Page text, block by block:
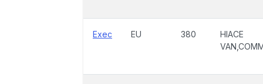
Exec EU 380
HIACE